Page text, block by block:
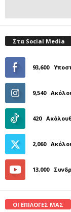
Στα Social Media
93,600
9,540
420
2,060
13,000
ΟΙ ΕΠΙΛΟΓΕΣ ΜΑΣ